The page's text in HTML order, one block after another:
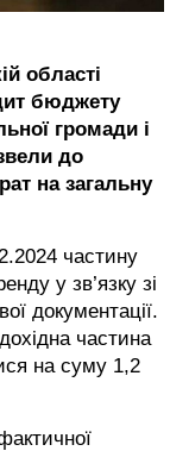
області
бюджету
громади і
до
на загальну
частину
у зв’язку зі
документації.
частина
на суму 1,2